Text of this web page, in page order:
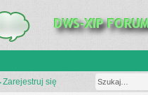
Zarejestruj się